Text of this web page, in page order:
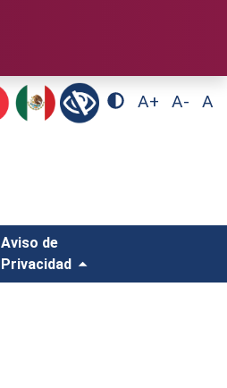
A+ A- A
Aviso de
Privacidad